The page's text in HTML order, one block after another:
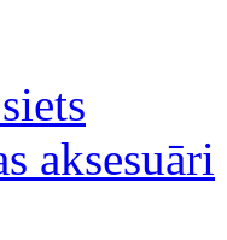
aksesuāri